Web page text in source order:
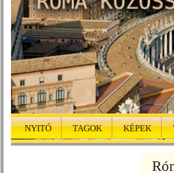
NYITÓ TAGOK KÉPEK